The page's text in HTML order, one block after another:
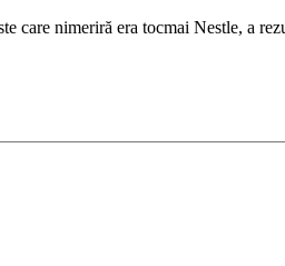
care nimeriră era tocmai Nestle, a